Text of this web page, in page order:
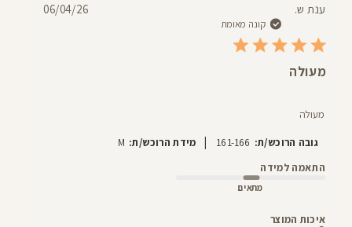
ענת ש.
קונה מאומת
מעולה
מעולה
גובה הרוכש/ת: 161-166 מידת הרוכש/ת: M
התאמה למידה
מתאים
איכות המוצר
תאריך06/04/26